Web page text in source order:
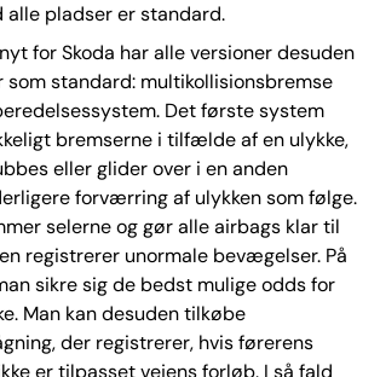
alle pladser er standard.
for Skoda har alle versioner desuden
som standard: multikollisionsbremse
Det første system
bremserne i tilfælde af en ulykke,
eller glider over i en anden
forværring af ulykken som følge.
selerne og gør alle airbags klar til
registrerer unormale bevægelser. På
sikre sig de bedst mulige odds for
Man kan desuden tilkøbe
der registrerer, hvis førerens
er tilpasset vejens forløb. I så fald